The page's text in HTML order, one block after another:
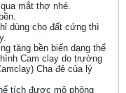
mắt thợ nhé.
dùng cho đất cứng thì
tăng bền biến dạng thể
Cam clay do trường
Cha đẻ của lý
tích được mô phỏng